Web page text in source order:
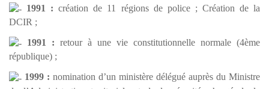
1991 : création de 11 régions de police ; Création de la
DCIR ;
1991 : retour à une vie constitutionnelle normale (4ème
république) ;
1999 : nomination d’un ministère délégué auprès du Ministre